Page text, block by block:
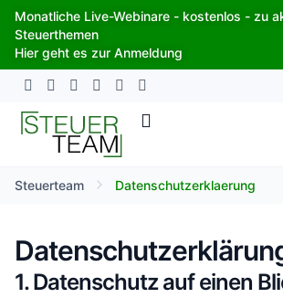
Zum
Inhalt
springen
Monatliche Live-Webinare - kostenlos - zu
Steuerthemen
Hier geht es zur Anmeldung
Steuerteam Datenschutzerklaerung
1. Datenschutz auf einen